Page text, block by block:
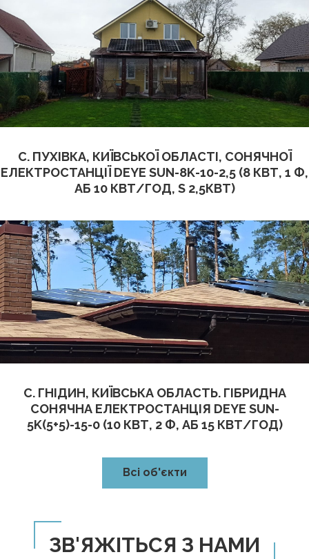
С. ПУХІВКА, КИЇВСЬКОЇ ОБЛАСТІ, СОНЯЧНОЇ
ЕЛЕКТРОСТАНЦІЇ DEYE SUN-8K-10-2,5 (8 КВТ, 1 Ф,
АБ 10 КВТ/ГОД, S 2,5КВТ)
С. ГНІДИН, КИЇВСЬКА ОБЛАСТЬ. ГІБРИДНА
СОНЯЧНА ЕЛЕКТРОСТАНЦІЯ DEYE SUN-
5K(5+5)-15-0 (10 КВТ, 2 Ф, АБ 15 КВТ/ГОД)
Всі об'єкти
ЗВ'ЯЖІТЬСЯ З НАМИ